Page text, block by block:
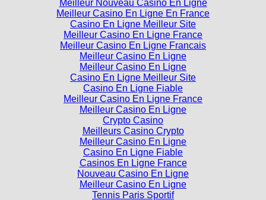
Casino En Ligne Meilleur Site
Meilleur Casino En Ligne France
Meilleur Casino En Ligne Francais
Meilleur Casino En Ligne
Meilleur Casino En Ligne
Casino En Ligne Meilleur Site
Casino En Ligne Fiable
Meilleur Casino En Ligne France
Meilleur Casino En Ligne
Crypto Casino
Meilleurs Casino Crypto
Meilleur Casino En Ligne
Casino En Ligne Fiable
Casinos En Ligne France
Nouveau Casino En Ligne
Meilleur Casino En Ligne
Tennis Paris Sportif
Plinko Avis